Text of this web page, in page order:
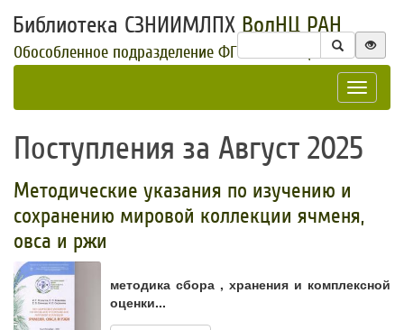
Библиотека СЗНИИМЛПХВолНЦ РАН
Обособленное подразделение ФГБУН ВолНЦ РАН
Toggle
Поступления за Август 2025
Методические указания по изучению и
сохранению мировой коллекции ячменя,
овса и ржи
методика сбора , хранения и комплексной
оценки...